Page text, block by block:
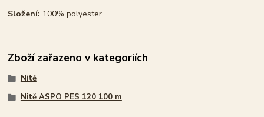
Složení: 100% polyester
Zboží zařazeno v kategoriích
Nitě
Nitě ASPO PES 120 100 m